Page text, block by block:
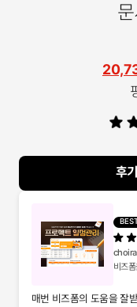
후
비즈
매번 비즈폼의 도움을 잘